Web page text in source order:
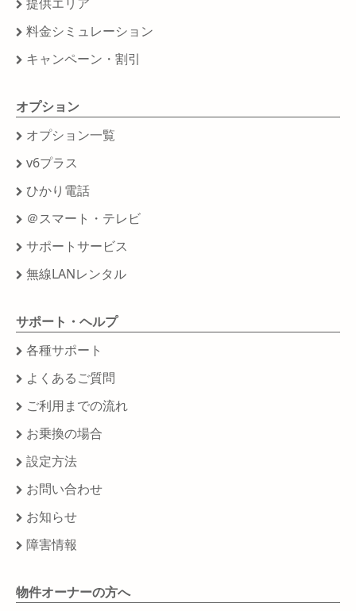
料金シミュレーション
キャンペーン・割引
オプション
オプション一覧
v6プラス
ひかり電話
＠スマート・テレビ
サポートサービス
無線LANレンタル
サポート・ヘルプ
各種サポート
よくあるご質問
ご利用までの流れ
お乗換の場合
設定方法
お問い合わせ
お知らせ
障害情報
物件オーナーの方へ